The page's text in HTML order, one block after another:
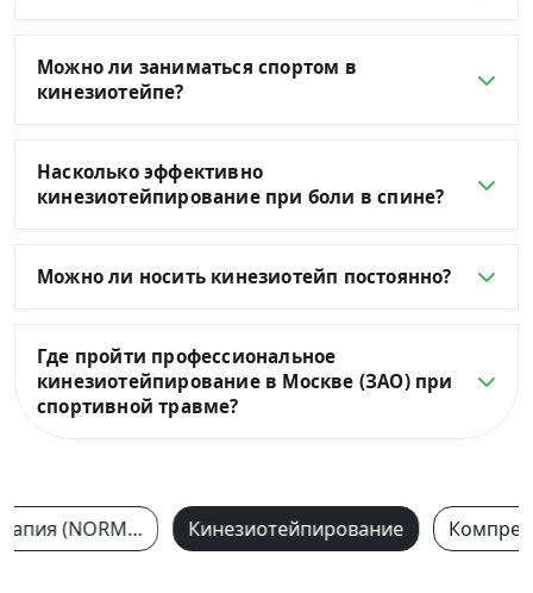
Можно ли заниматься спортом в
кинезиотейпе?
Насколько эффективно
кинезиотейпирование при боли в спине?
Можно ли носить кинезиотейп постоянно?
Где пройти профессиональное
кинезиотейпирование в Москве (ЗАО) при
спортивной травме?
Прессотерапия (NORMATEC) Кинезиотейпирование